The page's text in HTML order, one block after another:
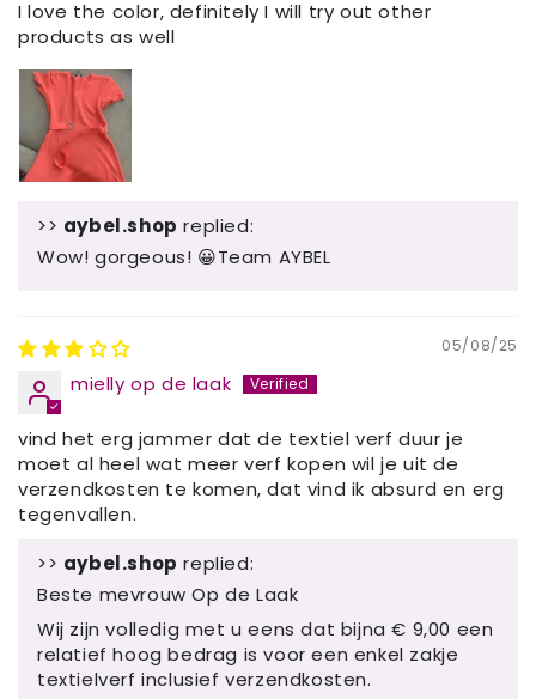
I love the color, definitely I will try out other
products as well
>> aybel.shop replied:
Wow! gorgeous! 😀Team AYBEL
05/08/25
mielly op de laak
vind het erg jammer dat de textiel verf duur je
moet al heel wat meer verf kopen wil je uit de
verzendkosten te komen, dat vind ik absurd en erg
tegenvallen.
>> aybel.shop replied:
Beste mevrouw Op de Laak
Wij zijn volledig met u eens dat bijna € 9,00 een
relatief hoog bedrag is voor een enkel zakje
textielverf inclusief verzendkosten.